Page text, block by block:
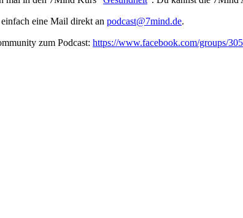
eine Mail direkt an podcast@7mind.de.
zum Podcast: https://www.facebook.com/groups/